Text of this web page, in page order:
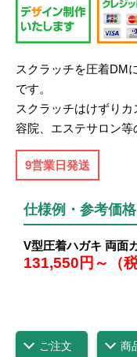
スクラッチを圧着DM
です。
スクラッチはけずり
容院、エステサロン等
9営業日発送
仕様例・参考価格
V型圧着ハガキ 両面
131,550円～（税
ご注文 商